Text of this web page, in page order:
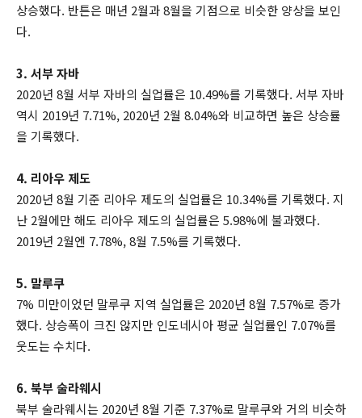
상승했다. 반튼은 매년 2월과 8월을 기점으로 비슷한 양상을 보인
다.
3. 서부 자바
2020년 8월 서부 자바의 실업률은 10.49%를 기록했다. 서부 자바
역시 2019년 7.71%, 2020년 2월 8.04%와 비교하면 높은 상승률
을 기록했다.
4. 리아우 제도
2020년 8월 기준 리아우 제도의 실업률은 10.34%를 기록했다. 지
난 2월에만 해도 리아우 제도의 실업률은 5.98%에 불과했다.
2019년 2월엔 7.78%, 8월 7.5%를 기록했다.
5. 말루쿠
7% 미만이었던 말루쿠 지역 실업률은 2020년 8월 7.57%로 증가
했다. 상승폭이 크진 않지만 인도네시아 평균 실업률인 7.07%를
웃도는 수치다.
6. 북부 술라웨시
북부 술라웨시는 2020년 8월 기준 7.37%로 말루쿠와 거의 비슷하